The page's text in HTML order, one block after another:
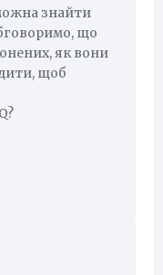
знайти
що
як вони
щоб